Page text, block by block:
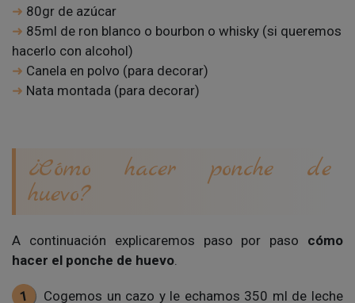
80gr de azúcar
85ml de ron blanco o bourbon o whisky (si queremos
hacerlo con alcohol)
Canela en polvo (para decorar)
Nata montada (para decorar)
¿Cómo hacer ponche de
huevo?
A continuación explicaremos paso por paso cómo
hacer el ponche de huevo.
Cogemos un cazo y le echamos 350 ml de leche